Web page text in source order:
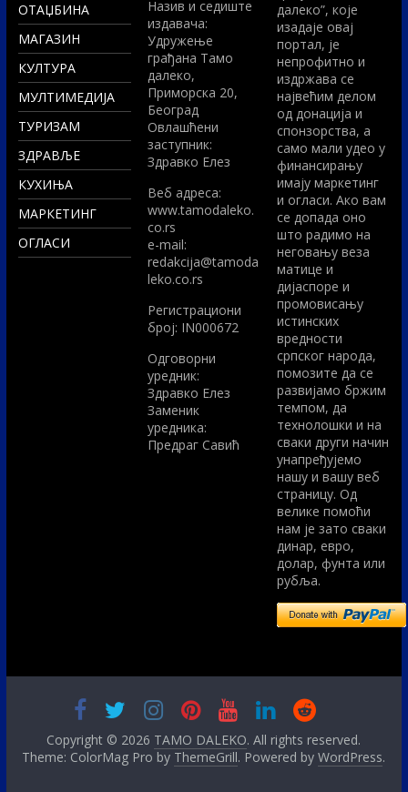
ОТАЏБИНА
МАГАЗИН
КУЛТУРА
МУЛТИМЕДИЈА
ТУРИЗАМ
ЗДРАВЉЕ
КУХИЊА
МАРКЕТИНГ
ОГЛАСИ
Назив и седиште
издавача:
Удружење
грађана Тамо
далеко,
Приморска 20,
Београд
Овлашћени
заступник:
Здравко Елез
Вeб адреса:
www.tamodaleko.
co.rs
e-mail:
redakcija@tamoda
leko.co.rs
Регистрациони
број: IN000672
Одговорни
уредник:
Здравко Елез
Заменик
уредника:
Предраг Савић
далеко”, које
изадаје овај
портал, је
непрофитно и
издржава се
највећим делом
од донација и
спонзорства, а
само мали удео у
финансирању
имају маркетинг
и огласи. Ако вам
се допада оно
што радимо на
неговању веза
матице и
дијаспоре и
промовисању
истинских
вредности
српског народа,
помозите да се
развијамо бржим
темпом, да
технолошки и на
сваки други начин
унапређујемо
нашу и вашу веб
страницу. Од
велике помоћи
нам је зато сваки
динар, евро,
долар, фунта или
рубља.
Copyright © 2026 TAMO DALEKO. All rights reserved.
Theme: ColorMag Pro by ThemeGrill. Powered byWordPress.